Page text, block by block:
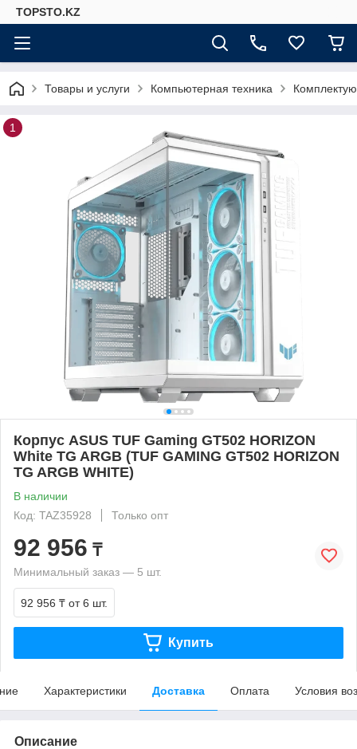
TOPSTO.KZ
Товары и услуги Компьютерная техника
1
Корпус ASUS TUF Gaming GT502 HORIZON
White TG ARGB (TUF GAMING GT502 HORIZON
TG ARGB WHITE)
В наличии
Код: TAZ35928
Только опт
92 956 ₸
Минимальный заказ — 5 шт.
92 956 ₸ от 6 шт.
Купить
Характеристики Доставка Оплата Условия
Описание